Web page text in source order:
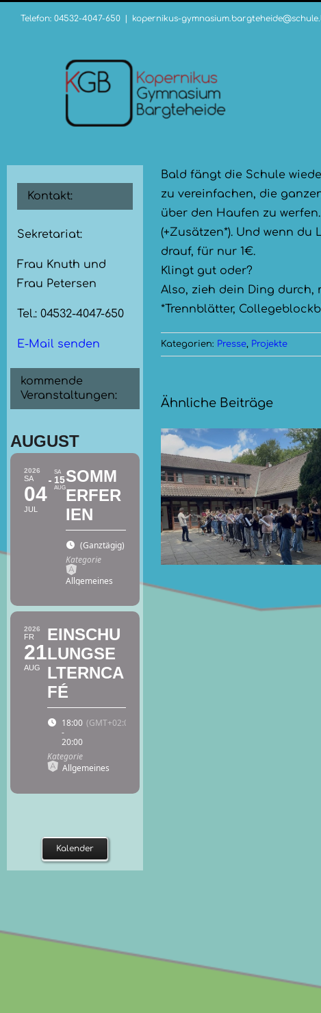
Telefon: 04532-4047-650 kopernikus-
Bald fängt die Schule
zu vereinfachen, die
über den Haufen zu
(+Zusätzen*). Und wenn
drauf, für nur 1€.
Klingt gut oder?
Also, zieh dein Ding durch,
*Trennblätter,
Kategorien: Presse, Projekte
Ähnliche Beiträge
Bläserfahrt
2026
der
Kontakt:
Sekretariat:
Frau Knuth und
Frau Petersen
Tel.: 04532-4047-650
E-Mail senden
kommende
Veranstaltungen:
AUGUST
2026
SA
04
JUL
SA
15
AUG
SOMM
ERFER
IEN
(Ganztägig)
(GMT+02:00)
Kategorie
Allgemeines
2026
FR
21
AUG
EINSCHU
LUNGSE
LTERNCA
FÉ
18:00
-
20:00
(GMT+02:00)
Kategorie
Allgemeines
Kalender